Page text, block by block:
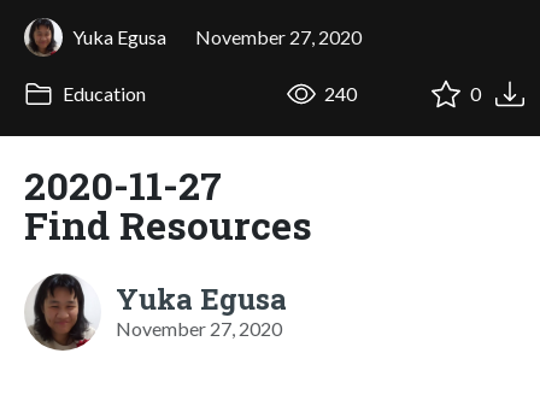
Yuka Egusa November 27, 2020
Education 240 0
2020-11-27
Find Resources
Yuka Egusa
November 27, 2020